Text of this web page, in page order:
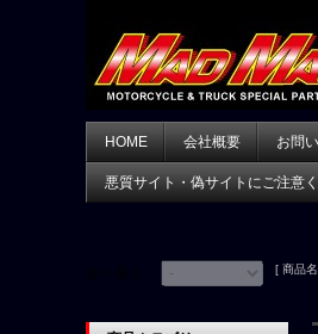
HOME 会社概要 お問
悪質サイト・偽サイトにご注意
[ 商品